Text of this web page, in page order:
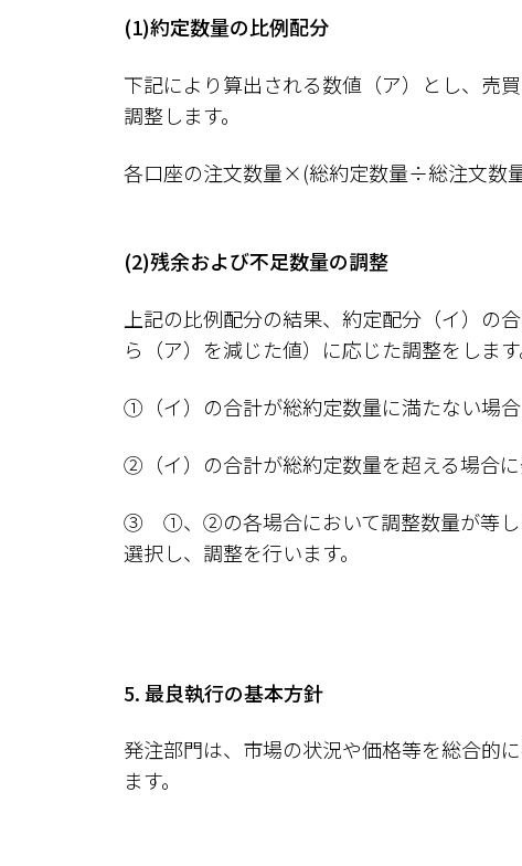
(1)約定数量の比例配分
下記により算出される数値（ア）とし、売
調整します。
各口座の注文数量×(総約定数量÷総注文数
(2)残余および不足数量の調整
上記の比例配分の結果、約定配分（イ）の
ら（ア）を減じた値）に応じた調整をします
①（イ）の合計が総約定数量に満たない場
②（イ）の合計が総約定数量を超える場合
③ ①、②の各場合において調整数量が等し
選択し、調整を行います。
5. 最良執行の基本方針
発注部門は、市場の状況や価格等を総合的
ます。